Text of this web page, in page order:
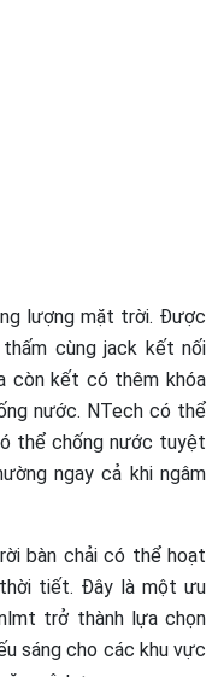
lượng mặt trời. Được
cùng jack kết nối
còn kết có thêm khóa
nước. NTech có thể
thể chống nước tuyệt
ngay cả khi ngâm
bàn chải có thể hoạt
tiết. Đây là một ưu
trở thành lựa chọn
sáng cho các khu vực